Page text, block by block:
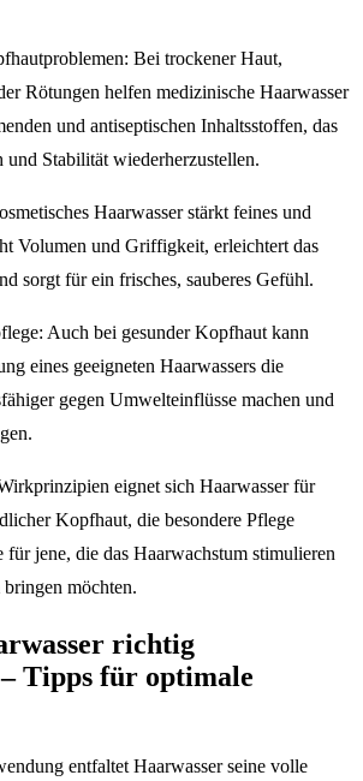
Bei trockener Haut,
Rötungen helfen medizinische Haarwasser
und antiseptischen Inhaltsstoffen, das
Stabilität wiederherzustellen.
Haarwasser stärkt feines und
Volumen und Griffigkeit, erleichtert das
sorgt für ein frisches, sauberes Gefühl.
Auch bei gesunder Kopfhaut kann
eines geeigneten Haarwassers die
gegen Umwelteinflüsse machen und
eignet sich Haarwasser für
Kopfhaut, die besondere Pflege
für jene, die das Haarwachstum stimulieren
möchten.
richtig
Tipps für optimale
entfaltet Haarwasser seine volle